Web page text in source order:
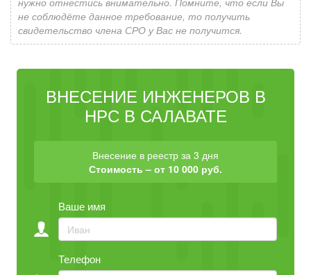
не соблюдёте данное требование, то получить
свидетельство члена СРО у Вас не получится.
ВНЕСЕНИЕ ИНЖЕНЕРОВ В
НРС В САЛАВАТЕ
Внесение в реестр за 3 дня
Стоимость – от 10 000 руб.
Ваше имя
Телефон